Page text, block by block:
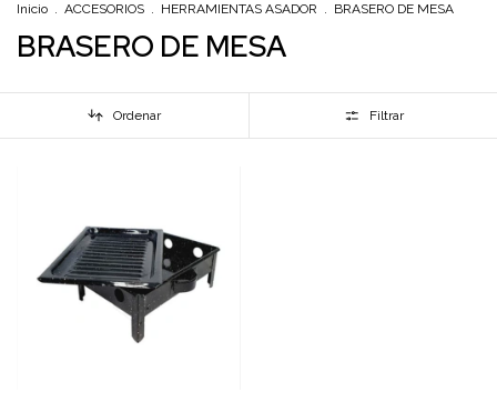
Inicio . ACCESORIOS . HERRAMIENTAS ASADOR . BRASERO DE MESA
BRASERO DE MESA
Ordenar Filtrar